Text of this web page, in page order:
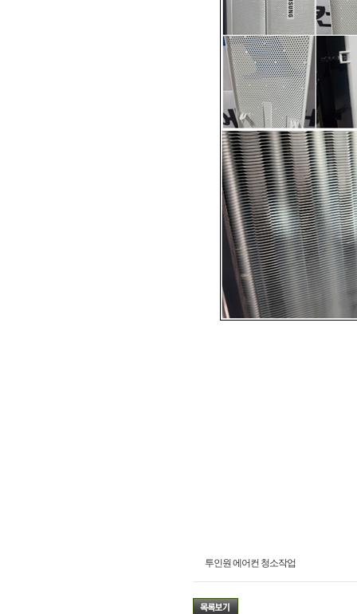
투인원 에어컨 청소작업